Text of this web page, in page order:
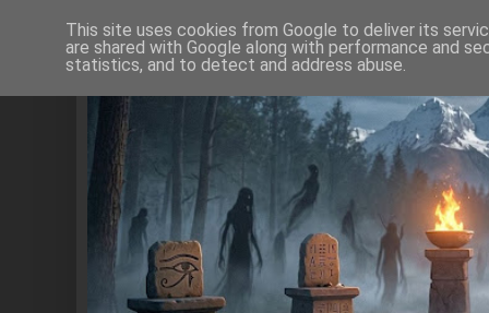
This site uses cookies from Google to deliver its
are shared with Google along with performance and
statistics, and to detect and address abuse.